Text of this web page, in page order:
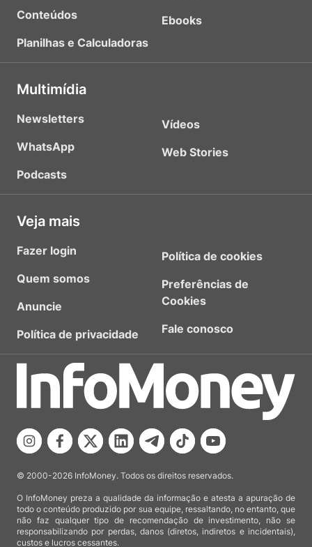
Conteúdos
Planilhas e Calculadoras
Ebooks
Multimídia
Newsletters
WhatsApp
Podcasts
Vídeos
Web Stories
Veja mais
Fazer login
Quem somos
Anuncie
Política de privacidade
Política de cookies
Preferências de
Cookies
Fale conosco
© 2000-2026 InfoMoney. Todos os direitos reservados.
O InfoMoney preza a qualidade da informação e atesta a apuração de
todo o conteúdo produzido por sua equipe, ressaltando, no entanto, que
não faz qualquer tipo de recomendação de investimento, não se
responsabilizando por perdas, danos (diretos, indiretos e incidentais),
custos e lucros cessantes.